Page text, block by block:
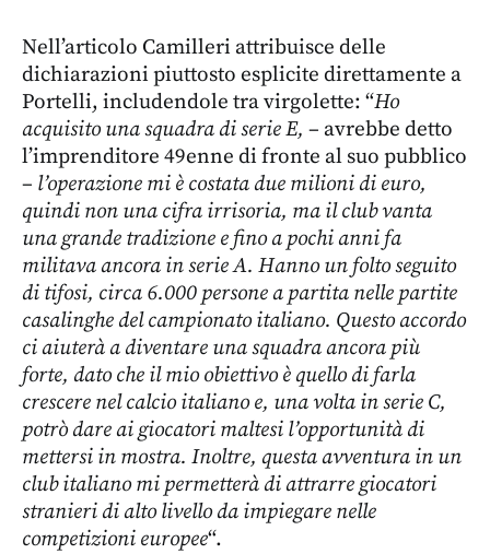
Nell’articolo Camilleri attribuisce delle
dichiarazioni piuttosto esplicite direttamente a
Portelli, includendole tra virgolette: “Ho
acquisito una squadra di serie E, – avrebbe detto
l’imprenditore 49enne di fronte al suo pubblico
– l’operazione mi è costata due milioni di euro,
quindi non una cifra irrisoria, ma il club vanta
una grande tradizione e fino a pochi anni fa
militava ancora in serie A. Hanno un folto seguito
di tifosi, circa 6.000 persone a partita nelle partite
casalinghe del campionato italiano. Questo accordo
ci aiuterà a diventare una squadra ancora più
forte, dato che il mio obiettivo è quello di farla
crescere nel calcio italiano e, una volta in serie C,
potrò dare ai giocatori maltesi l’opportunità di
mettersi in mostra. Inoltre, questa avventura in un
club italiano mi permetterà di attrarre giocatori
stranieri di alto livello da impiegare nelle
competizioni europee“.